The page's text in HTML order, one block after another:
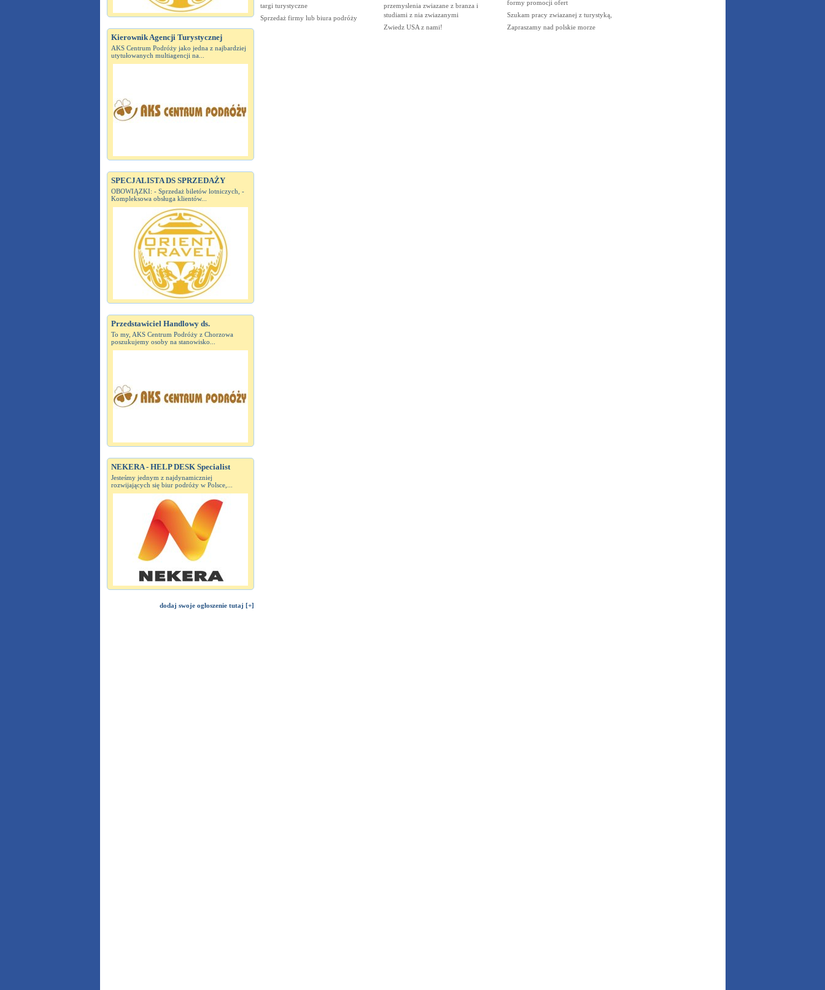
Kierownik Agencji Turystycznej
AKS Centrum Podróży jako jedna z najbardziej
utytułowanych multiagencji na...
SPECJALISTA DS SPRZEDAŻY
OBOWIĄZKI: - Sprzedaż biletów lotniczych, -
Kompleksowa obsługa klientów...
Przedstawiciel Handlowy ds.
To my, AKS Centrum Podróży z Chorzowa
poszukujemy osoby na stanowisko...
NEKERA - HELP DESK Specialist
Jesteśmy jednym z najdynamiczniej
rozwijających się biur podróży w Polsce,...
dodaj swoje ogłoszenie tutaj [+]
targi turystyczne
Sprzedaż firmy lub biura podróży
przemyslenia zwiazane z branza i
studiami z nia zwiazanymi
Zwiedz USA z nami!
formy promocji ofert
Szukam pracy zwiazanej z turystyką,
Zapraszamy nad polskie morze